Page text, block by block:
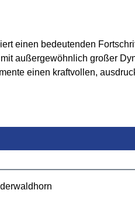
einen bedeutenden
außergewöhnlich großer
einen kraftvollen,
Okoume erleichtert
enorme Klangbreite – von
mit strahlenden,
unterstützt vom AEQ-TP2-
eigenes Spiel besser
Klangbild – und